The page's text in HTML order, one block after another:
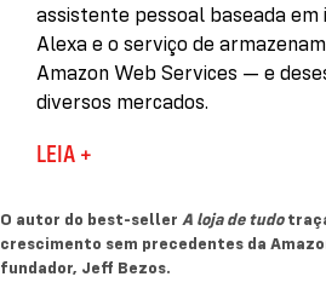
assistente pessoal baseada
Alexa e o serviço de
Amazon Web Services — e
diversos mercados.
EmAmazon sem limites
varejo se tornou uma das
e temidas na economia global.
precedente a executivos,
LEIA +
O autor do best-seller A loja de tudo
crescimento sem precedentes da
fundador, Jeff Bezos.